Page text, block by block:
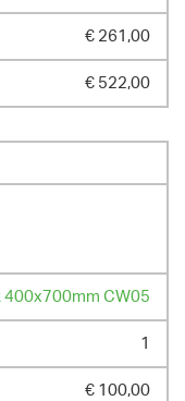
€ 261,00
€ 522,00
400x700mm CW05
1
€ 100,00